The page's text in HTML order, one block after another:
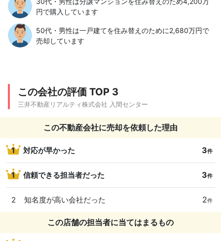
円で購入しています
50代・男性は一戸建てを住み替えのために2,680万円で
売却しています
この会社の評価 TOP 3
三井不動産リアルティ株式会社 入間センター
この不動産会社に売却を依頼した理由
1 対応が早かった 3件
1 信頼できる担当者だった 3件
2 知名度が高い会社だった 2件
この店舗の担当者に当てはまるもの